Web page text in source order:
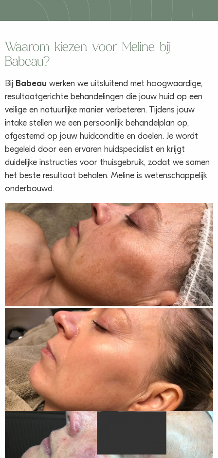
Waarom kiezen voor Meline bij
Babeau?
Bij Babeau werken we uitsluitend met hoogwaardige,
resultaatgerichte behandelingen die jouw huid op een
veilige en natuurlijke manier verbeteren. Tijdens jouw
intake stellen we een persoonlijk behandelplan op,
afgestemd op jouw huidconditie en doelen. Je wordt
begeleid door een ervaren huidspecialist en krijgt
duidelijke instructies voor thuisgebruik, zodat we samen
het beste resultaat behalen. Meline is wetenschappelijk
onderbouwd.